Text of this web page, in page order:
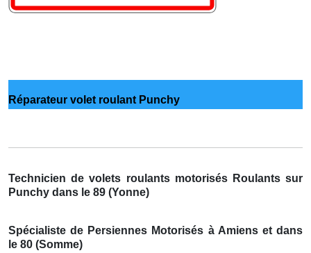
Réparateur volet roulant Punchy
Technicien de volets roulants motorisés Roulants sur
Punchy dans le 89 (Yonne)
Spécialiste de Persiennes Motorisés à Amiens et dans
le 80 (Somme)